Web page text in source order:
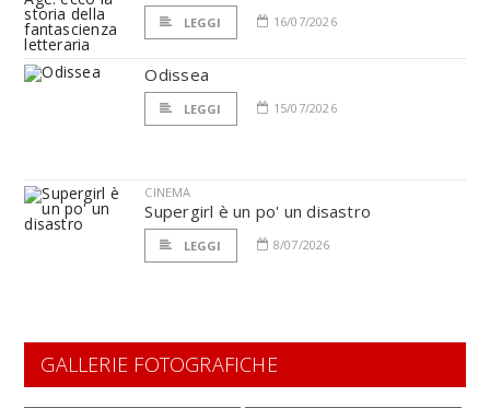
LEGGI 16/07/2026
Odissea
LEGGI 15/07/2026
CINEMA
Supergirl è un po' un disastro
LEGGI 8/07/2026
GALLERIE FOTOGRAFICHE